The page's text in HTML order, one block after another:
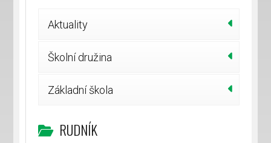
Aktuality
Školní družina
Základní škola
RUDNÍK